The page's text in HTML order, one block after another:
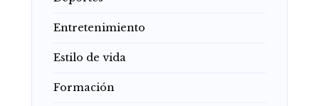
Entretenimiento
Estilo de vida
Formación